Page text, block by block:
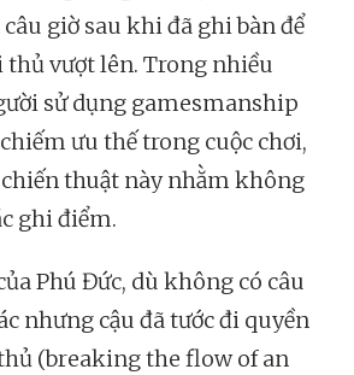
giờ sau khi đã ghi bàn để
thủ vượt lên. Trong nhiều
sử dụng gamesmanship
ưu thế trong cuộc chơi,
thuật này nhằm không
ghi điểm.
Phú Đức, dù không có câu
nhưng cậu đã tước đi quyền
(breaking the flow of an